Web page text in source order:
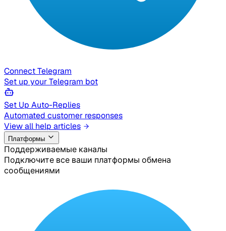
Connect Telegram
Set up your Telegram bot
Set Up Auto-Replies
Automated customer responses
View all help articles
Платформы
Поддерживаемые каналы
Подключите все ваши платформы обмена
сообщениями